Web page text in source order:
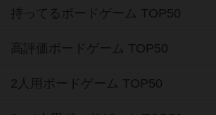
持ってるボードゲーム TOP50
高評価ボードゲーム TOP50
2人用ボードゲーム TOP50